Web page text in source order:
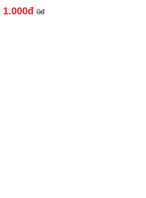
1.000đ 0đ